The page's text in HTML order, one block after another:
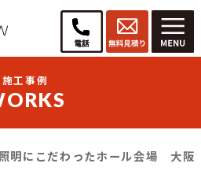
施工事例
照明にこだわったホール会場 大阪